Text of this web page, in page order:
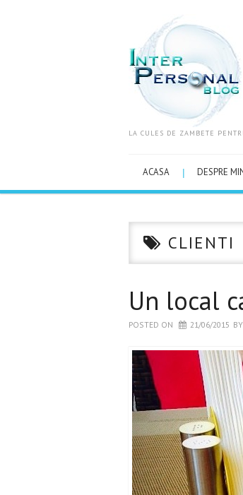
LA CULES DE ZAMBETE
ACASA DESPRE
CLIENTI
Un local
POSTED ON 21/06/2015 BY